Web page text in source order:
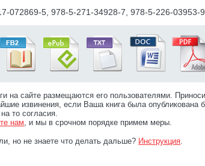
072869-5, 978-5-271-34928-7, 978-5-226-03953-9
на сайте размещаются его пользователями.
извинения, если Ваша книга была опубликована
то согласия.
нам, и мы в срочном порядке примем меры.
но не знаете что делать дальше? Инструкция.